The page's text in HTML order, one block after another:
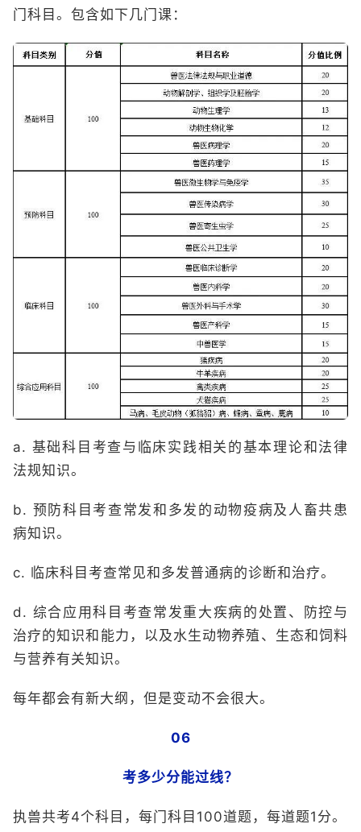
门科目。包含如下几门课：
a. 基础科目考查与临床实践相关的基本理论和法律
法规知识。
b. 预防科目考查常发和多发的动物疫病及人畜共患
病知识。
c. 临床科目考查常见和多发普通病的诊断和治疗。
d. 综合应用科目考查常发重大疾病的处置、防控与
治疗的知识和能力，以及水生动物养殖、生态和饲料
与营养有关知识。
每年都会有新大纲，但是变动不会很大。
06
考多少分能过线？
执兽共考4个科目，每门科目100道题，每道题1分。